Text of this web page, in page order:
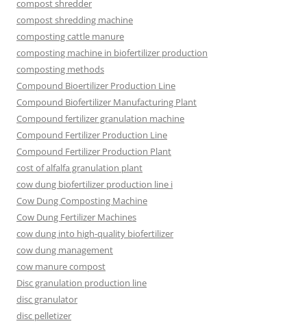
compost shredder
compost shredding machine
composting cattle manure
composting machine in biofertilizer production
composting methods
Compound Bioertilizer Production Line
Compound Biofertilizer Manufacturing Plant
Compound fertilizer granulation machine
Compound Fertilizer Production Line
Compound Fertilizer Production Plant
cost of alfalfa granulation plant
cow dung biofertilizer production line i
Cow Dung Composting Machine
Cow Dung Fertilizer Machines
cow dung into high-quality biofertilizer
cow dung management
cow manure compost
Disc granulation production line
disc granulator
disc pelletizer